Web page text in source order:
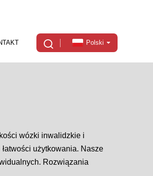
Polski
wózki inwalidzkie i
użytkowania. Nasze
Rozwiązania